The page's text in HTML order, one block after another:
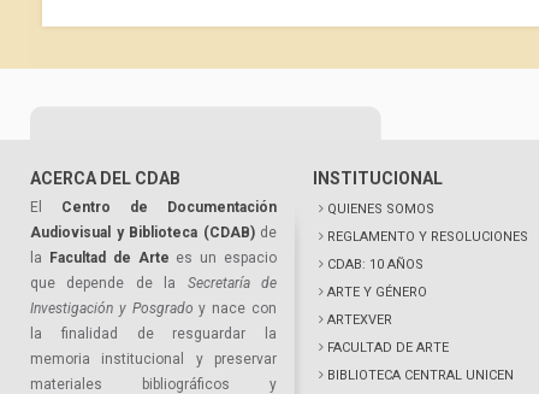
ACERCA DEL CDAB
El Centro de Documentación
Audiovisual y Biblioteca (CDAB)de
la
Facultad de Arte es un espacio
que depende de la Secretaría de
Investigación y Posgrado y nace con
la finalidad de resguardar la
memoria institucional y preservar
materiales bibliográficos y
INSTITUCIONAL
QUIENES SOMOS
REGLAMENTO Y RESOLUCIONES
CDAB: 10 AÑOS
ARTE Y GÉNERO
ARTEXVER
FACULTAD DE ARTE
BIBLIOTECA CENTRAL UNICEN